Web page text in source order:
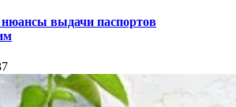
выдачи паспортов